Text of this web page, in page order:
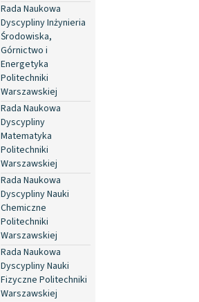
Rada Naukowa
Dyscypliny Inżynieria
Środowiska,
Górnictwo i
Energetyka
Politechniki
Warszawskiej
Rada Naukowa
Dyscypliny
Matematyka
Politechniki
Warszawskiej
Rada Naukowa
Dyscypliny Nauki
Chemiczne
Politechniki
Warszawskiej
Rada Naukowa
Dyscypliny Nauki
Fizyczne Politechniki
Warszawskiej